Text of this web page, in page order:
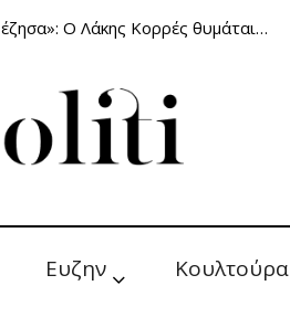
Ο Λάκης Κορρές θυμάται…
Ευζην Κουλτούρα